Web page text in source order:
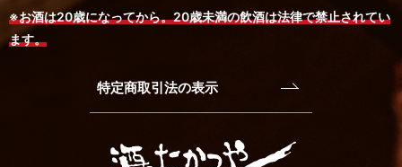
※お酒は20歳になってから。20歳未満の飲酒は法律で禁止されてい
ます。
特定商取引法の表示